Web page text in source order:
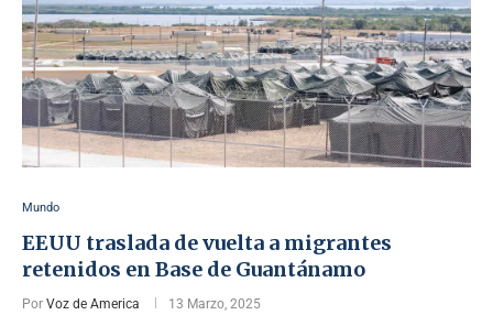
Mundo
EEUU traslada de vuelta a migrantes
retenidos en Base de Guantánamo
Por Voz de America 13 Marzo, 2025